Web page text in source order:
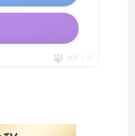
ポチップ